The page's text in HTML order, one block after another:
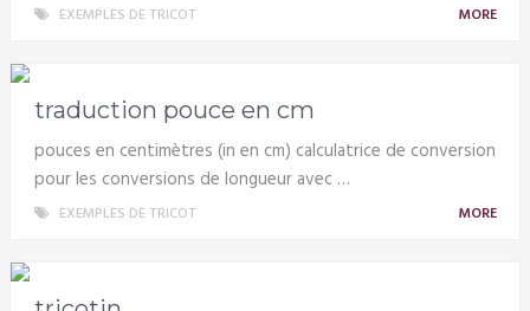
EXEMPLES DE TRICOT MORE
traduction pouce en cm
pouces en centimètres (in en cm) calculatrice de conversion
pour les conversions de longueur avec …
EXEMPLES DE TRICOT MORE